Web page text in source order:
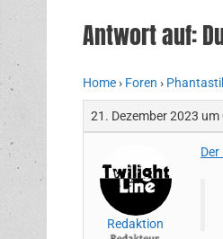
Antwort auf:
Home› Foren ›
21. Dezember 2023 um
Redaktion